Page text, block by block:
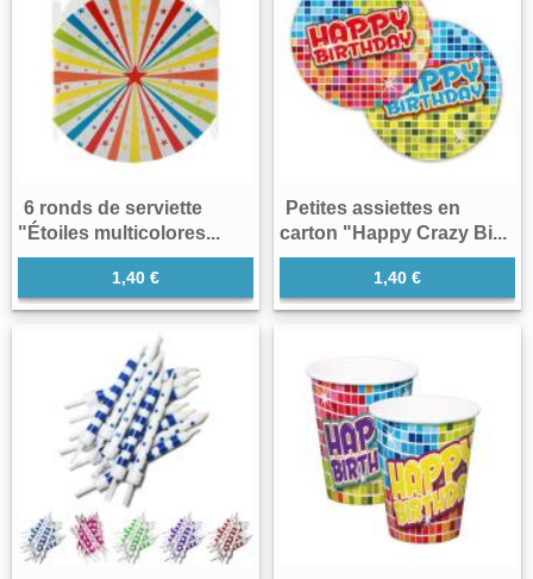
6 ronds de serviette
"Étoiles multicolores...
1,40 €
Petites assiettes en
carton "Happy Crazy Bi...
1,40 €